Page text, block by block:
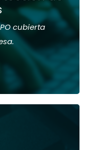
de seguridad
cubierta
de Datos
y la Agencia
en cuestiones